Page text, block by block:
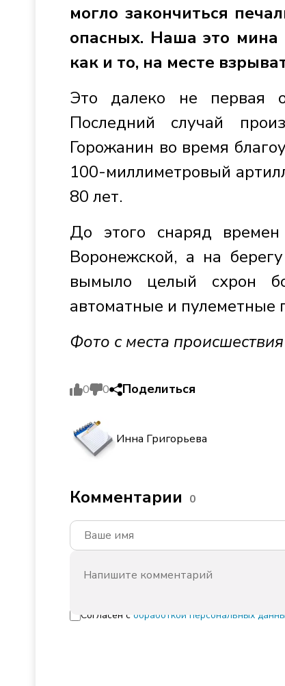
могло закончиться
опасных. Наша это мина
как и то, на месте
Это далеко не первая
Последний случай
Горожанин во время
100-миллиметровый
80 лет.
До этого снаряд
Воронежской, а на
вымыло целый схрон
автоматные и пулеметные
Фото с места происшествия
0 0 Поделиться
Инна Григорьева
Комментарии 0
Согласен с обработкой персональных